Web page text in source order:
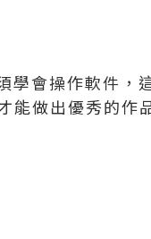
會操作軟件，
能做出優秀的作